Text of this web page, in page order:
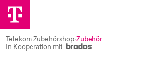
Telekom Zubehörshop·Zubehör
In Kooperation mit